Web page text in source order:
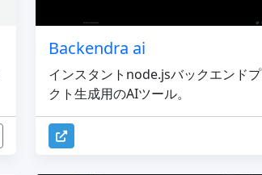
Backendra ai
インスタントnode.jsバックエンド
クト生成用のAIツール。